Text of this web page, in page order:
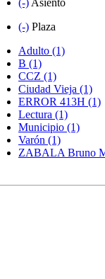
(-) Asiento
(-) Plaza
Adulto (1)
B (1)
CCZ (1)
Ciudad Vieja (1)
ERROR 413H (1)
Lectura (1)
Municipio (1)
Varón (1)
ZABALA Bruno